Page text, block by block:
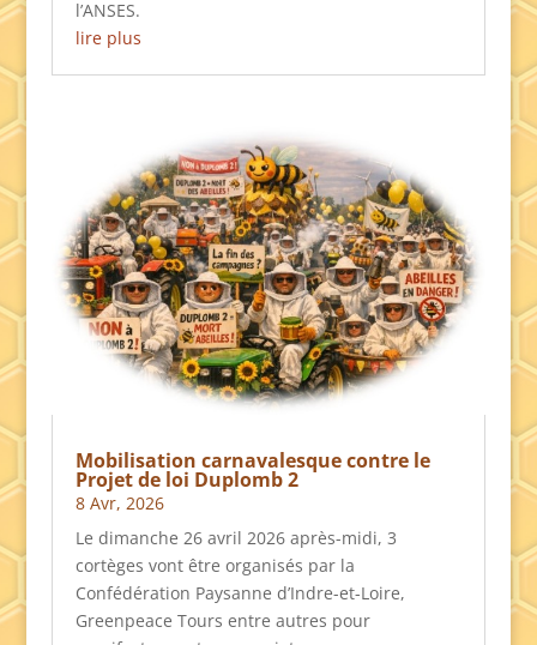
l’ANSES.
lire plus
Mobilisation carnavalesque contre le
Projet de loi Duplomb 2
8 Avr, 2026
Le dimanche 26 avril 2026 après-midi, 3
cortèges vont être organisés par la
Confédération Paysanne d’Indre-et-Loire,
Greenpeace Tours entre autres pour